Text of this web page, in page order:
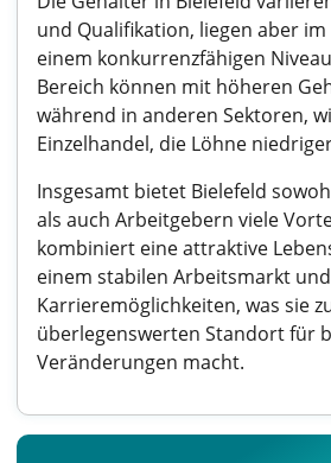
und Qualifikation, liegen aber
einem konkurrenzfähigen
Bereich können mit höheren
während in anderen Sektoren,
Einzelhandel, die Löhne
Insgesamt bietet Bielefeld
als auch Arbeitgebern viele
kombiniert eine attraktive
einem stabilen Arbeitsmarkt
Karrieremöglichkeiten, was sie
überlegenswerten Standort für
Veränderungen macht.